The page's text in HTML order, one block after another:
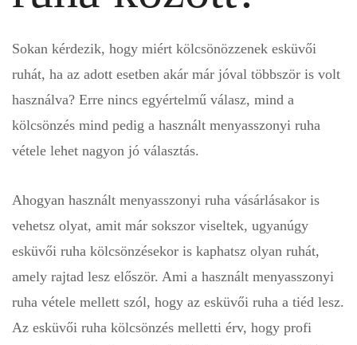
Sokan kérdezik, hogy miért kölcsönözzenek esküvői
ruhát, ha az adott esetben akár már jóval többször is volt
használva? Erre nincs egyértelmű válasz, mind a
kölcsönzés mind pedig a használt menyasszonyi ruha
vétele lehet nagyon jó választás.
Ahogyan használt menyasszonyi ruha vásárlásakor is
vehetsz olyat, amit már sokszor viseltek, ugyanúgy
esküvői ruha kölcsönzésekor is kaphatsz olyan ruhát,
amely rajtad lesz először. Ami a használt menyasszonyi
ruha vétele mellett szól, hogy az esküvői ruha a tiéd lesz.
Az esküvői ruha kölcsönzés melletti érv, hogy profi